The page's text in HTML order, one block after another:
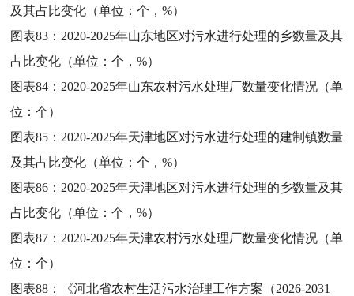
及其占比变化（单位：个，%）
图表83： 2020-2025年山东地区对污水进行处理的乡数量及其
占比变化（单位：个，%）
图表84： 2020-2025年山东农村污水处理厂数量变化情况（单
位：个）
图表85： 2020-2025年天津地区对污水进行处理的建制镇数量
及其占比变化（单位：个，%）
图表86： 2020-2025年天津地区对污水进行处理的乡数量及其
占比变化（单位：个，%）
图表87： 2020-2025年天津农村污水处理厂数量变化情况（单
位：个）
图表88：
《河北省农村生活污水治理工作方案（2026-2031